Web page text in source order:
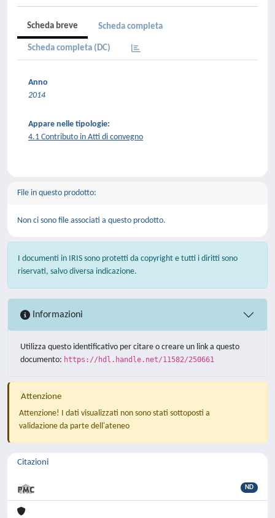
Scheda breve Scheda completa
Scheda completa (DC)
Anno
2014
Appare nelle tipologie:
4.1 Contributo in Atti di convegno
File in questo prodotto:
Non ci sono file associati a questo prodotto.
I documenti in IRIS sono protetti da copyright e tutti i diritti sono
riservati, salvo diversa indicazione.
Informazioni
Utilizza questo identificativo per citare o creare un link a questo
documento: https://hdl.handle.net/11582/250661
Attenzione
Attenzione! I dati visualizzati non sono stati sottoposti a
validazione da parte dell'ateneo
Citazioni
ND